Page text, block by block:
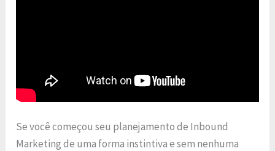
Se você começou seu planejamento de Inbound
Marketing de uma forma instintiva e sem nenhuma